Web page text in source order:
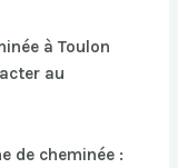
à Toulon
au
de cheminée :